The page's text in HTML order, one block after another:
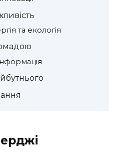
та екологія